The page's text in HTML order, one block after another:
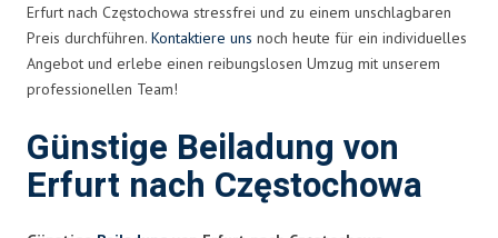
Erfurt nach Częstochowa stressfrei und zu einem unschlagbaren
Preis durchführen. Kontaktiere uns noch heute für ein individuelles
Angebot und erlebe einen reibungslosen Umzug mit unserem
professionellen Team!
Günstige Beiladung von
Erfurt nach Częstochowa